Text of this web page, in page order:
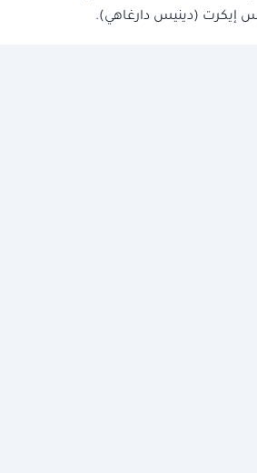
إيكرت (دينيس دارغاهي).